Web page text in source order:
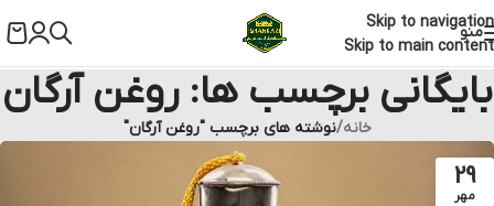
Skip to navigation
Skip to main content
منو
بایگانی برچسب ها: روغن آرگان
خانه/نوشته های برچسب "روغن آرگان"
29
مهر